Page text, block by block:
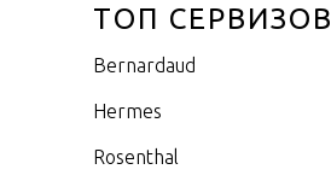
ТОП СЕРВИЗОВ
Bernardaud
Hermes
Rosenthal